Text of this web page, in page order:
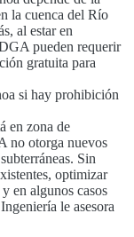
la cuenca del Río
al estar en
pueden requerir
gratuita para
si hay prohibición
en zona de
no otorga nuevos
Sin
optimizar
en algunos casos
le asesora